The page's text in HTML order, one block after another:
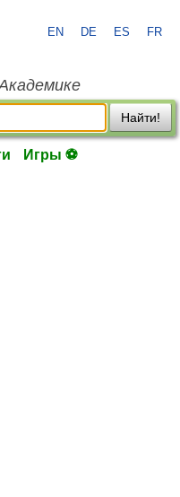
EN DE ES FR
Найти!
Игры ⚽